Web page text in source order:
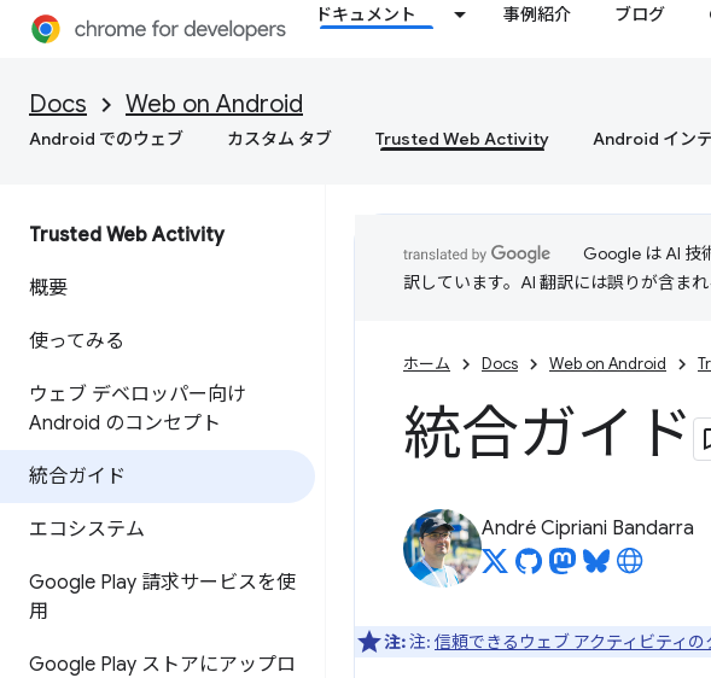
ドキュメント 事例紹介 ブログ
Docs Web on Android
Android でのウェブ カスタム タブ Trusted Web Activity Android イン
Trusted Web Activity
概要
使ってみる
ウェブ デベロッパー向け
Android のコンセプト
統合ガイド
エコシステム
Google Play 請求サービスを使
用
Google Play ストアにアップロ
Google は AI 技
訳しています。AI 翻訳には誤りが含まれ
ホーム Docs Web on Android
統合ガイド
André Cipriani Bandarra
注:注: 信頼できるウェブ アクティビティ